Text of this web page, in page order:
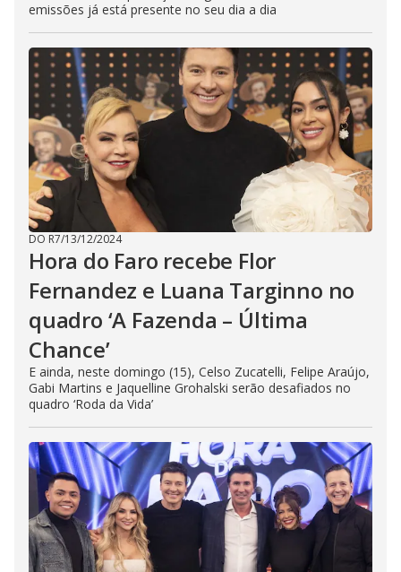
emissões já está presente no seu dia a dia
DO R7/13/12/2024
Hora do Faro recebe Flor
Fernandez e Luana Targinno no
quadro ‘A Fazenda – Última
Chance’
E ainda, neste domingo (15), Celso Zucatelli, Felipe Araújo,
Gabi Martins e Jaquelline Grohalski serão desafiados no
quadro ‘Roda da Vida’